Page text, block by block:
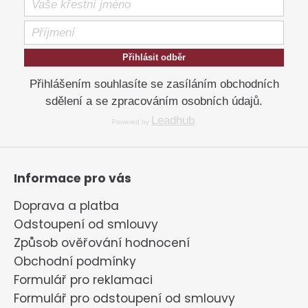
s
Přihlásit odběr
Přihlášením souhlasíte se zasíláním obchodních
sdělení a se zpracováním osobních údajů.
Powered by Leadhub
Informace pro vás
Doprava a platba
Odstoupení od smlouvy
Způsob ověřování hodnocení
Obchodní podmínky
Formulář pro reklamaci
Formulář pro odstoupení od smlouvy